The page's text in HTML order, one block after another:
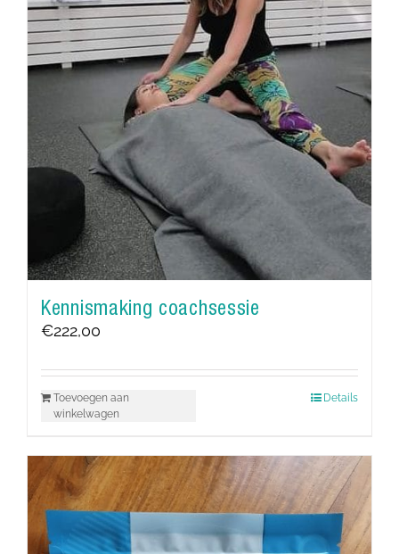
Kennismaking coachsessie
€222,00
Toevoegen aan
winkelwagen
Details